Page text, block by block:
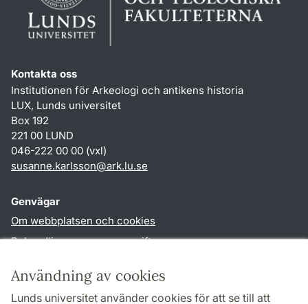
Användning av cookies
Lunds universitet använder cookies för att se till att
Kontakta oss
Institutionen för Arkeologi och antikens historia
LUX, Lunds universitet
Box 192
221 00 LUND
046-222 00 00 (vxl)
susanne.karlsson@ark.lu.se
Genvägar
Om webbplatsen och cookies
Behandling av personuppgifter
TYPO3-login